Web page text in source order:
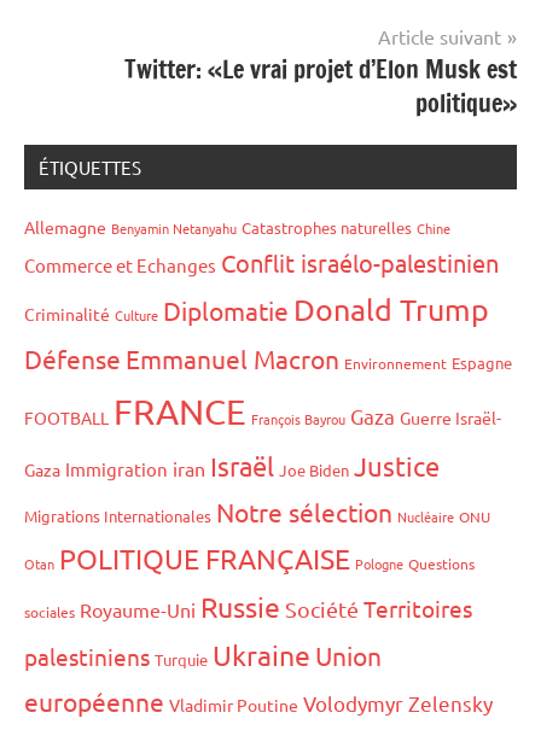
Article suivant
Twitter: «Le vrai projet d’Elon Musk est
politique»
ÉTIQUETTES
Allemagne Benyamin Netanyahu Catastrophes naturelles Chine
Commerce et Echanges Conflit israélo-palestinien
Criminalité Culture Diplomatie Donald Trump
Défense Emmanuel Macron Environnement Espagne
FOOTBALL FRANCE François Bayrou Gaza Guerre Israël-
Gaza Immigration iran Israël Joe Biden Justice
Migrations Internationales Notre sélection Nucléaire ONU
Otan POLITIQUE FRANÇAISE Pologne Questions
sociales Royaume-Uni Russie Société Territoires
palestiniens Turquie Ukraine Union
européenne Vladimir Poutine Volodymyr Zelensky